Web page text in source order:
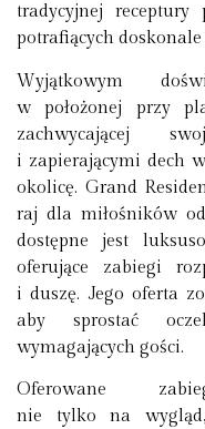
tradycyjnej
potrafiących doskonale
Wyjątkowym
w położonej przy
zachwycającej
i zapierającymi dech
okolicę. Grand
raj dla miłośników
dostępne jest
oferujące zabiegi
i duszę. Jego oferta
aby sprostać
wymagających gości.
Oferowane
nie tylko na